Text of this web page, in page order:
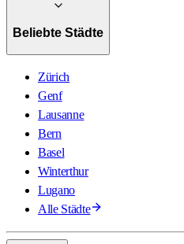
Beliebte Städte
Zürich
Genf
Lausanne
Bern
Basel
Winterthur
Lugano
Alle Städte